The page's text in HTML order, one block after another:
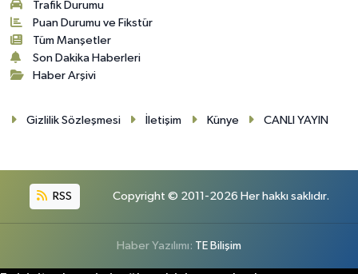
Trafik Durumu
Puan Durumu ve Fikstür
Tüm Manşetler
Son Dakika Haberleri
Haber Arşivi
Gizlilik Sözleşmesi İletişim Künye CANLI YAYIN
RSS Copyright © 2011-2026 Her hakkı saklıdır.
Haber Yazılımı: TE Bilişim